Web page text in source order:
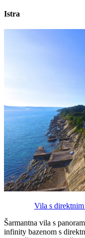
Istra
Vila s
Šarmantna vila s
infinity bazenom s